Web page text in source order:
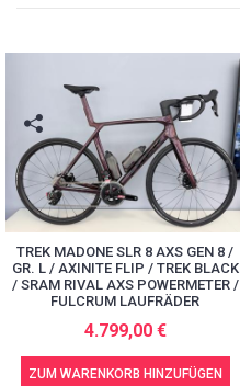
TREK MADONE SLR 8 AXS GEN 8 /
GR. L / AXINITE FLIP / TREK BLACK
/ SRAM RIVAL AXS POWERMETER /
FULCRUM LAUFRÄDER
4.799,00 €
ZUM WARENKORB HINZUFÜGEN